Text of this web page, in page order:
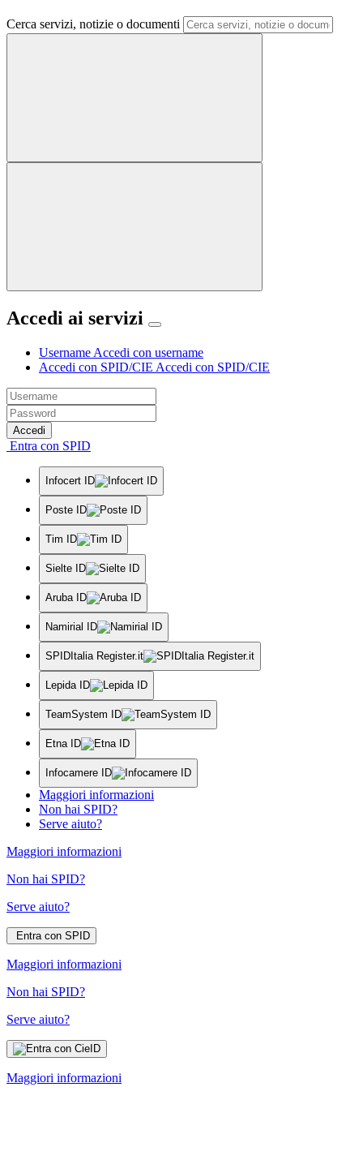
Cerca servizi, notizie o documenti
Accedi ai servizi
Username Accedi con username
Accedi con SPID/CIE Accedi con SPID/CIE
Accedi
Entra con SPID
Infocert ID
Poste ID
Tim ID
Sielte ID
Aruba ID
Namirial ID
SPIDItalia Register.it
Lepida ID
TeamSystem ID
Etna ID
Infocamere ID
Maggiori informazioni
Non hai SPID?
Serve aiuto?
Maggiori informazioni
Non hai SPID?
Serve aiuto?
Entra con SPID
Maggiori informazioni
Non hai SPID?
Serve aiuto?
Maggiori informazioni